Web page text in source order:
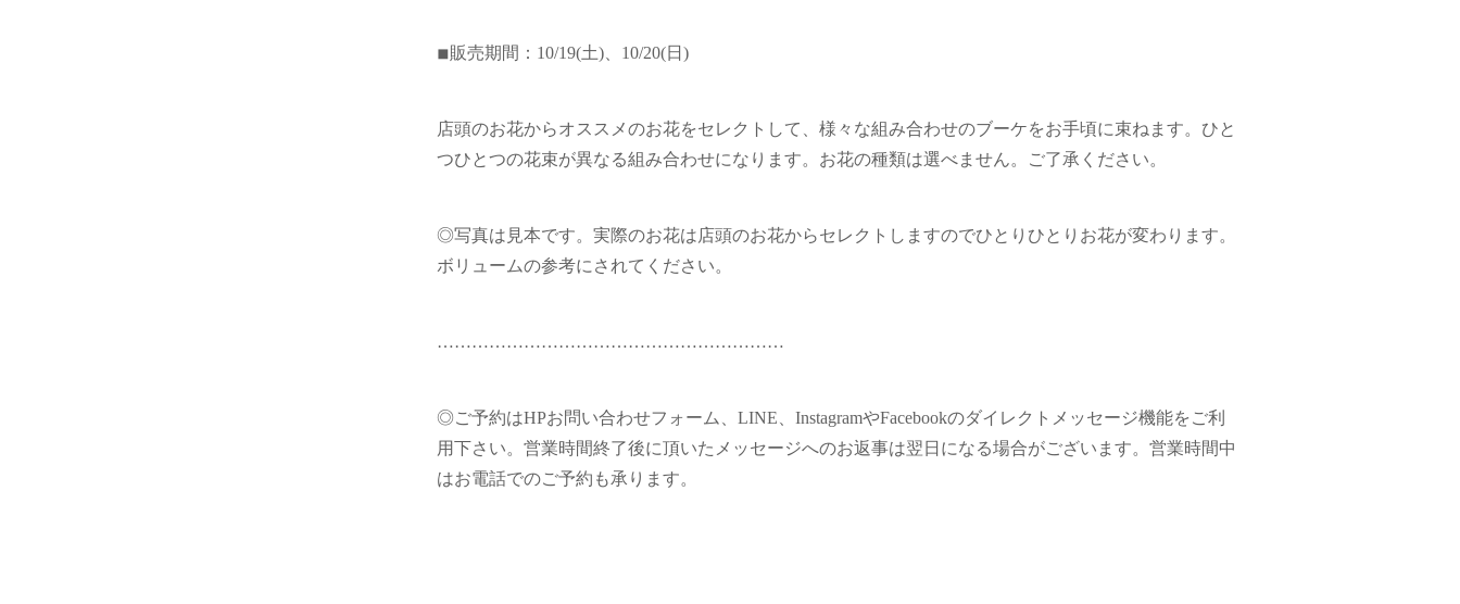
◾︎販売期間：10/19(土)、10/20(日)
店頭のお花からオススメのお花をセレクトして、様々な組み合わせのブーケをお手頃に束ねます。ひと
つひとつの花束が異なる組み合わせになります。お花の種類は選べません。ご了承ください。
◎写真は見本です。実際のお花は店頭のお花からセレクトしますのでひとりひとりお花が変わります。
ボリュームの参考にされてください。
……………………………………………………
◎ご予約はHPお問い合わせフォーム、LINE、InstagramやFacebookのダイレクトメッセージ機能をご利
用下さい。営業時間終了後に頂いたメッセージへのお返事は翌日になる場合がございます。営業時間中
はお電話でのご予約も承ります。